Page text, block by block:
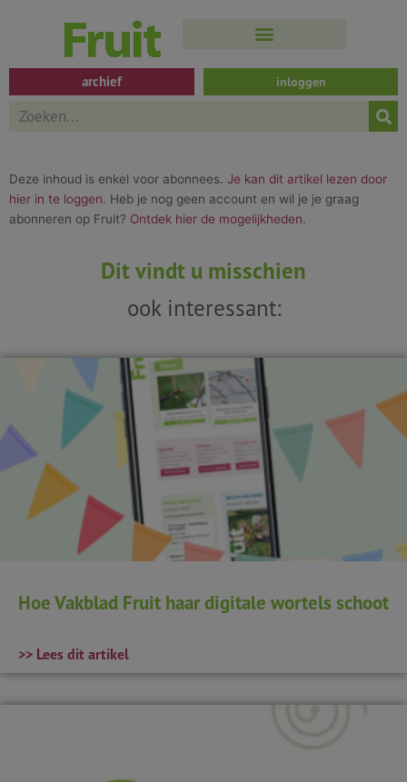
inhoud
archief inloggen
Search
Deze inhoud is enkel voor abonnees. Je kan dit artikel lezen door
hier in te loggen. Heb je nog geen account en wil je je graag
abonneren op Fruit? Ontdek hier de mogelijkheden.
Dit vindt u misschien
ook interessant:
Hoe Vakblad Fruit haar digitale wortels schoot
>> Lees dit artikel